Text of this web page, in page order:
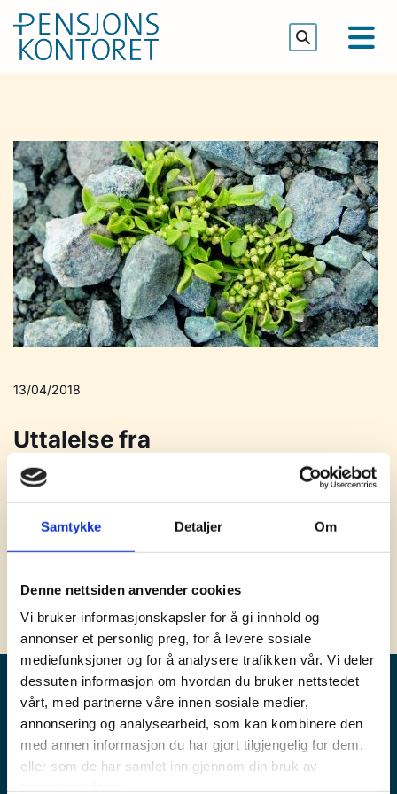
Samtykke Detaljer Om
Denne nettsiden anvender cookies
Vi bruker informasjonskapsler for å gi innhold og
annonser et personlig preg, for å levere sosiale
mediefunksjoner og for å analysere trafikken vår. Vi deler
dessuten informasjon om hvordan du bruker nettstedet
vårt, med partnerne våre innen sosiale medier,
annonsering og analysearbeid, som kan kombinere den
med annen informasjon du har gjort tilgjengelig for dem,
eller som de har samlet inn gjennom din bruk av
13/04/2018
Uttalelse fra
Sivilombudsmannen om innsyn i
dokumenter hos kommunal
pensjonskasse
Pensjonskontoret